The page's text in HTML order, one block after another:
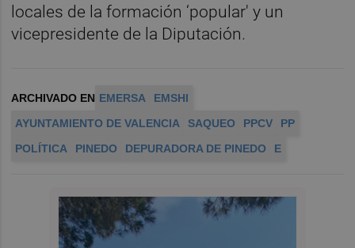
locales de la formación ‘popular' y un
vicepresidente de la Diputación.
ARCHIVADO EN EMERSA
EMSHI
AYUNTAMIENTO DE VALENCIA
SAQUEO PPCV
PP
POLÍTICA
PINEDO DEPURADORA DE PINEDO E